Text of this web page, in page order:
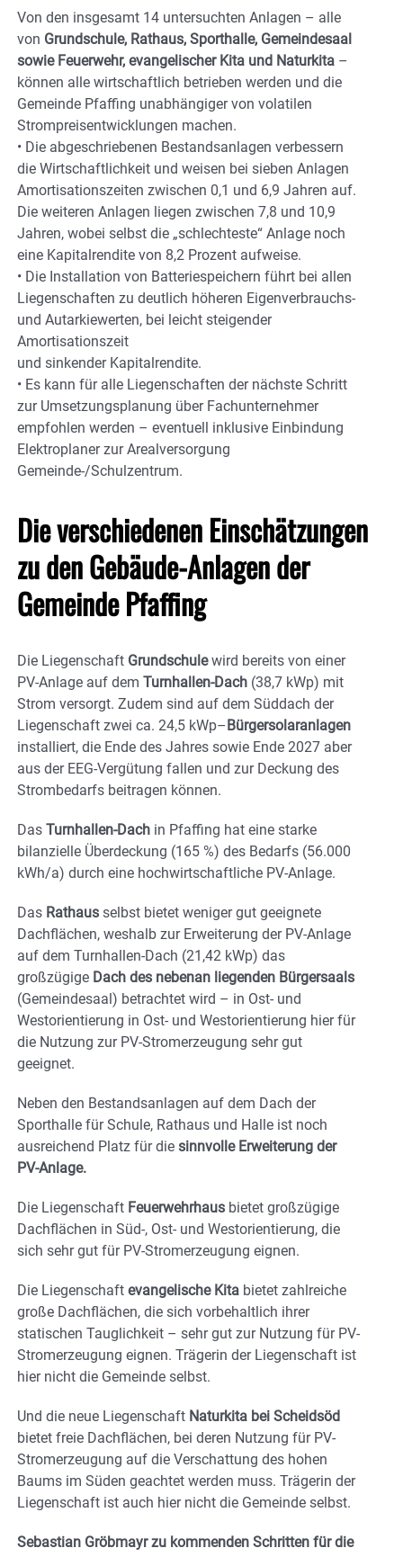
Von den insgesamt 14 untersuchten Anlagen – alle
von Grundschule, Rathaus, Sporthalle, Gemeindesaal
sowie Feuerwehr, evangelischer Kita und Naturkita –
können alle wirtschaftlich betrieben werden und die
Gemeinde Pfaffing unabhängiger von volatilen
Strompreisentwicklungen machen.
• Die abgeschriebenen Bestandsanlagen verbessern
die Wirtschaftlichkeit und weisen bei sieben Anlagen
Amortisationszeiten zwischen 0,1 und 6,9 Jahren auf.
Die weiteren Anlagen liegen zwischen 7,8 und 10,9
Jahren, wobei selbst die „schlechteste“ Anlage noch
eine Kapitalrendite von 8,2 Prozent aufweise.
• Die Installation von Batteriespeichern führt bei allen
Liegenschaften zu deutlich höheren Eigenverbrauchs-
und Autarkiewerten, bei leicht steigender
Amortisationszeit
und sinkender Kapitalrendite.
• Es kann für alle Liegenschaften der nächste Schritt
zur Umsetzungsplanung über Fachunternehmer
empfohlen werden – eventuell inklusive Einbindung
Elektroplaner zur Arealversorgung
Gemeinde-/Schulzentrum.
Die verschiedenen Einschätzungen
zu den Gebäude-Anlagen der
Gemeinde Pfaffing
Die Liegenschaft Grundschulewird bereits von einer
PV-Anlage auf dem Turnhallen-Dach (38,7 kWp) mit
Strom versorgt. Zudem sind auf dem Süddach der
Liegenschaft zwei ca. 24,5 kWp–Bürgersolaranlagen
installiert, die Ende des Jahres sowie Ende 2027 aber
aus der EEG-Vergütung fallen und zur Deckung des
Strombedarfs beitragen können.
Das Turnhallen-Dach in Pfaffing hat eine starke
bilanzielle Überdeckung (165 %) des Bedarfs (56.000
kWh/a) durch eine hochwirtschaftliche PV-Anlage.
Das Rathaus selbst bietet weniger gut geeignete
Dachflächen, weshalb zur Erweiterung der PV-Anlage
auf dem Turnhallen-Dach (21,42 kWp) das
großzügige Dach des nebenan liegenden Bürgersaals
(Gemeindesaal) betrachtet wird – in Ost- und
Westorientierung in Ost- und Westorientierung hier für
die Nutzung zur PV-Stromerzeugung sehr gut
geeignet.
Neben den Bestandsanlagen auf dem Dach der
Sporthalle für Schule, Rathaus und Halle ist noch
ausreichend Platz für die sinnvolle Erweiterung der
PV-Anlage.
Die Liegenschaft Feuerwehrhaus bietet großzügige
Dachflächen in Süd-, Ost- und Westorientierung, die
sich sehr gut für PV-Stromerzeugung eignen.
Die Liegenschaft evangelische Kita bietet zahlreiche
große Dachflächen, die sich vorbehaltlich ihrer
statischen Tauglichkeit – sehr gut zur Nutzung für PV-
Stromerzeugung eignen. Trägerin der Liegenschaft ist
hier nicht die Gemeinde selbst.
Und die neue Liegenschaft Naturkita bei Scheidsöd
bietet freie Dachflächen, bei deren Nutzung für PV-
Stromerzeugung auf die Verschattung des hohen
Baums im Süden geachtet werden muss. Trägerin der
Liegenschaft ist auch hier nicht die Gemeinde selbst.
Sebastian Gröbmayr zu kommenden Schritten für die